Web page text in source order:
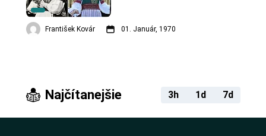
František Kovár 01. Január, 1970
Najčítanejšie 3h 1d 7d